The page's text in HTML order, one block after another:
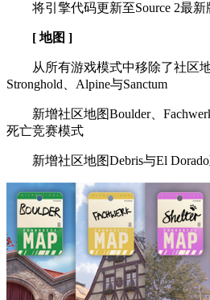
将引擎代码更新至Source 2最新
[ 地图 ]
从所有游戏模式中移除了社区地
Stronghold、Alpine与Sanctum
新增社区地图Boulder、
死亡竞赛模式
新增社区地图Debris与El Dorado